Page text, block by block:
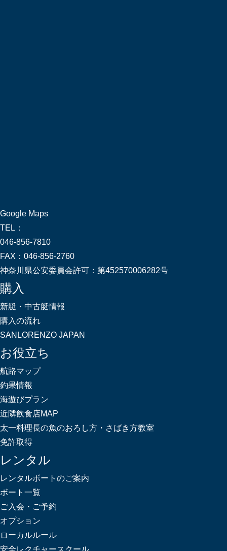
Google Maps
TEL：
046-856-7810
FAX： 046-856-2760
神奈川県公安委員会許可： 第452570006282号
購入
新艇・中古艇情報
購入の流れ
SANLORENZO JAPAN
お役立ち
航路マップ
釣果情報
海遊びプラン
近隣飲食店MAP
太一料理長の魚のおろし方・さばき方教室
免許取得
レンタル
レンタルボートのご案内
ボート一覧
ご入会・ご予約
オプション
ローカルルール
安全レクチャースクール